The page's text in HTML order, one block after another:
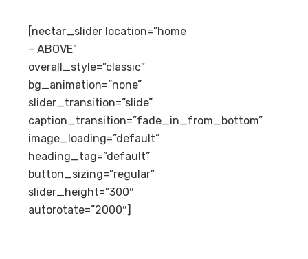
[nectar_slider location=”home
– ABOVE”
overall_style=”classic”
bg_animation=”none”
slider_transition=”slide”
caption_transition=”fade_in_from_bottom”
image_loading=”default”
heading_tag=”default”
button_sizing=”regular”
slider_height=”300″
autorotate=”2000″]